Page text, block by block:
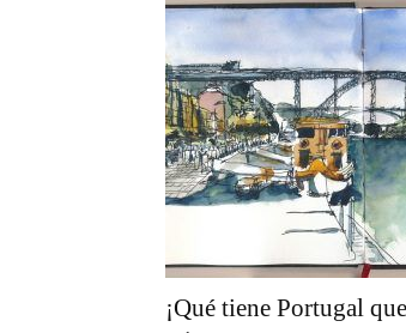
¡Qué tiene Portugal